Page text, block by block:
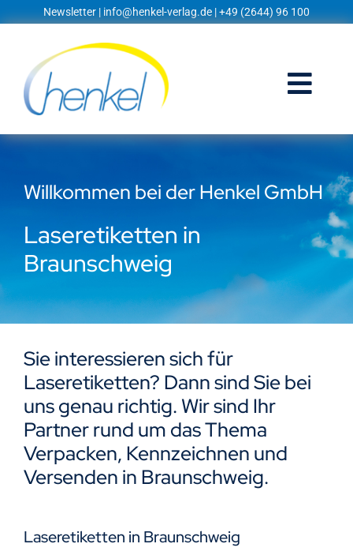
Inhalt
Newsletter | info@henkel-verlag.de | +49 (2644) 96 100
Startseite
Shop
Blog
Prospekte
Techniklexikon
Kontakt
Willkommen bei der Henkel GmbH
Laseretiketten in
Braunschweig
Sie interessieren sich für
Laseretiketten? Dann sind Sie bei
uns genau richtig. Wir sind Ihr
Partner rund um das Thema
Verpacken, Kennzeichnen und
Versenden in Braunschweig.
Laseretiketten in Braunschweig